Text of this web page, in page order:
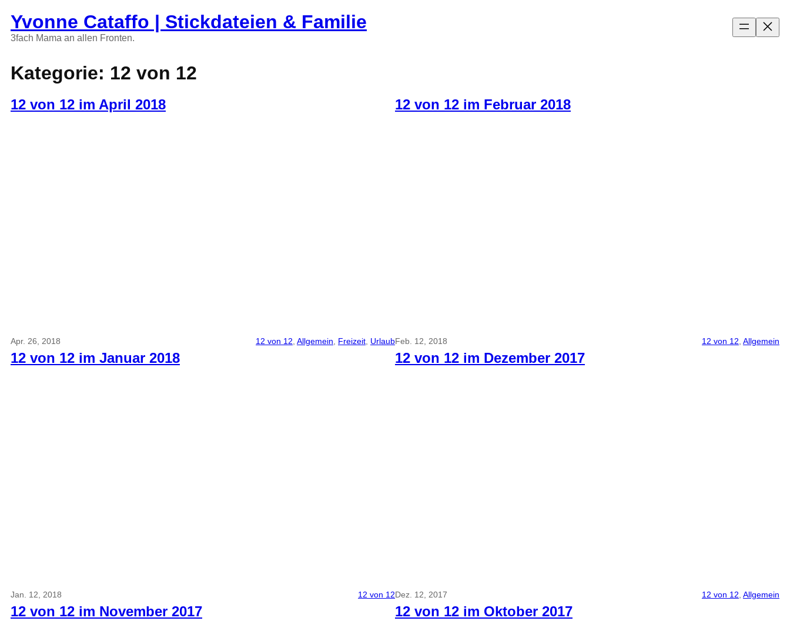
Inhalt
springen
Yvonne Cataffo | Stickdateien & Familie
3fach Mama an allen Fronten.
Kategorie: 12 von 12
12 von 12 im April 2018
Apr. 26, 2018 12 von 12, Allgemein, Freizeit, Urlaub
12 von 12 im Februar 2018
Feb. 12, 2018 12 von 12, Allgemein
12 von 12 im Januar 2018
Jan. 12, 2018 12 von 12
12 von 12 im Dezember 2017
Dez. 12, 2017 12 von 12, Allgemein
12 von 12 im November 2017 12 von 12 im Oktober 2017